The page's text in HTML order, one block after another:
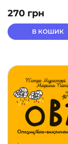
270 грн
В КОШИК